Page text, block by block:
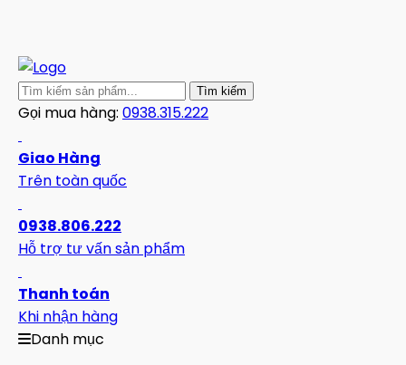
Gọi mua hàng: 0938.315.222
Giao Hàng
Trên toàn quốc
0938.806.222
Hỗ trợ tư vấn sản phẩm
Thanh toán
Khi nhận hàng
Danh mục